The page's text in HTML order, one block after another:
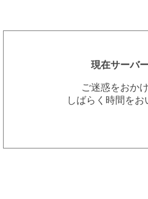
現在サーバ
ご迷惑をおか
しばらく時間を